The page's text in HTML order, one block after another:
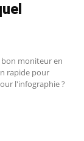
moniteur en
rapide pour
l'infographie ?